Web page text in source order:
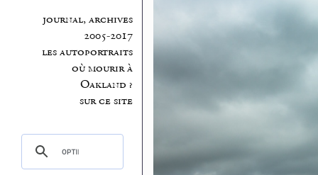
journal, archives
2005-2017
les autoportraits
où mourir à
Oakland ?
sur ce site